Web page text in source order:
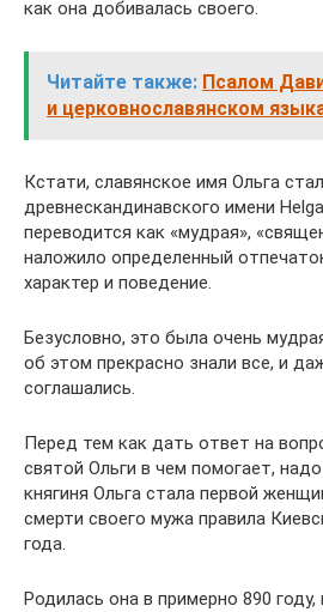
как она добивалась своего.
Читайте также: Псалом
и церковнославянском
Кстати, славянское имя Ольга
древнескандинавского имени
переводится как «мудрая»,
наложило определенный
характер и поведение.
Безусловно, это была очень
об этом прекрасно знали все, и
соглашались.
Перед тем как дать ответ на
святой Ольги в чем помогает,
княгиня Ольга стала первой
смерти своего мужа правила
года.
Родилась она в примерно 890 году,